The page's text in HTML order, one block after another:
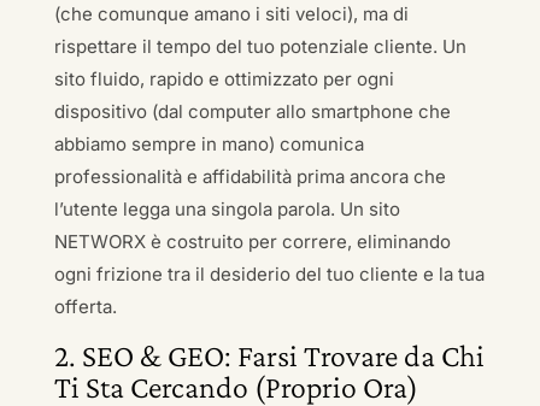
(che comunque amano i siti veloci), ma di
rispettare il tempo del tuo potenziale cliente. Un
sito fluido, rapido e ottimizzato per ogni
dispositivo (dal computer allo smartphone che
abbiamo sempre in mano) comunica
professionalità e affidabilità prima ancora che
l’utente legga una singola parola. Un sito
NETWORX è costruito per correre, eliminando
ogni frizione tra il desiderio del tuo cliente e la tua
offerta.
2. SEO & GEO: Farsi Trovare da Chi
Ti Sta Cercando (Proprio Ora)